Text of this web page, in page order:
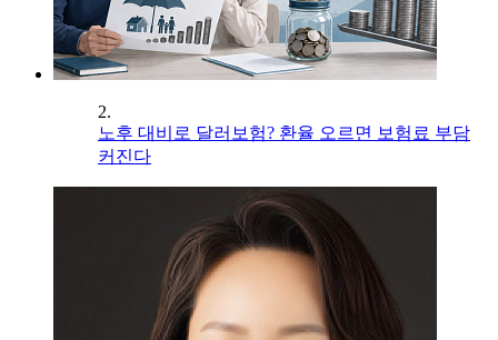
2.
노후 대비로 달러보험? 환율 오르면 보험료 부담
커진다